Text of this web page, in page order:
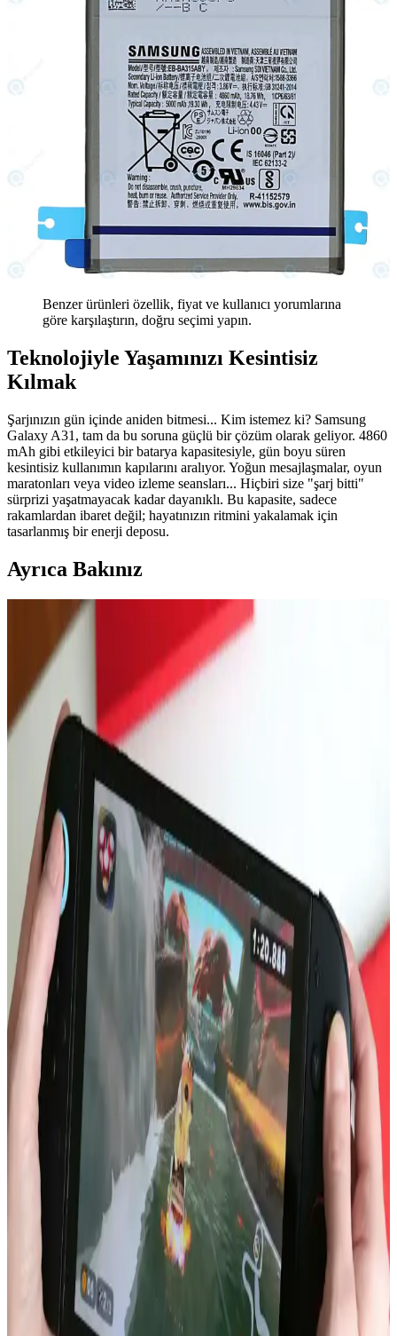
Benzer ürünleri özellik, fiyat ve kullanıcı yorumlarına
göre karşılaştırın, doğru seçimi yapın.
Teknolojiyle Yaşamınızı Kesintisiz
Kılmak
Şarjınızın gün içinde aniden bitmesi... Kim istemez ki? Samsung
Galaxy A31, tam da bu soruna güçlü bir çözüm olarak geliyor. 4860
mAh gibi etkileyici bir batarya kapasitesiyle, gün boyu süren
kesintisiz kullanımın kapılarını aralıyor. Yoğun mesajlaşmalar, oyun
maratonları veya video izleme seansları... Hiçbiri size "şarj bitti"
sürprizi yaşatmayacak kadar dayanıklı. Bu kapasite, sadece
rakamlardan ibaret değil; hayatınızın ritmini yakalamak için
tasarlanmış bir enerji deposu.
Ayrıca Bakınız
MacBook Air M5 ve M4 Çip Performans
Karşılaştırması ve Kullanım Alanları
Apple'ın M5 çipi, MacBook Air'de M4'e kıyasla %10-15 daha
yüksek performans sunuyor. Ancak pasif soğutma nedeniyle uzun
süreli yüksek performans sınırlı kalıyor. Pro modeller daha güçlü
seçenekler.
16 Gün Kar Altında Kalan iPhone'un Dayanıklılığı
ve Soğukta Elektronik Performansı
Saskatchewan'da 16 gün kar altında kalan iPhone, karın izolasyon
etkisi sayesinde çalışmaya devam etti. Soğuk hava batarya
performansını yavaşlatırken, kar cihazı korudu ve uzun süre konum
güncellemesi sağladı.
Apple'ın Katlanabilir iPhone'u: Batarya Ömrü,
Ekran Dayanıklılığı ve Kullanıcı Beklentileri
Apple'ın katlanabilir iPhone modeli, batarya ömründe %100 artış
iddiası ve ekran dayanıklılığı endişeleriyle teknoloji dünyasında
dikkat çekiyor. Kullanıcılar uygulama uyumluluğu ve fiyat
konularını da yakından takip ediyor.
Intel ve LG Display'in Dizüstü Bilgisayar Batarya
Ömründe Apple Silicon ile Rekabeti
Intel ve LG Display'in düşük güç tüketimli ekran ve verimlilik
çekirdekleri, Windows dizüstü bilgisayarlarda batarya ömrünü
artırma potansiyeline sahip. Ancak yazılım ve donanım sorunları bu
avantajı sınırlıyor.
iPhone 13 Batarya Şişmesi: Nedenleri, Güvenlik
Riskleri ve Çözüm Yolları
iPhone 13 modellerinde artan batarya şişmesi vakaları, cihaz
güvenliği ve performansı açısından ciddi riskler taşır. Bu sorun,
üretim hataları ve kullanım koşullarıyla ilişkilidir. Batarya şişmesi
fark edildiğinde cihaz kapatılmalı ve profesyonel destek alınmalıdır.
Akıllı Telefonlarda Güçten Çok Verimlilik ve Uygun
Fiyatlı Çiplerin Önemi